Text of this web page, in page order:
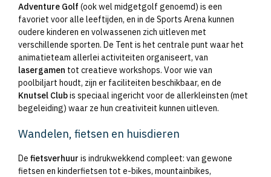
Adventure Golf (ook wel midgetgolf genoemd) is een
favoriet voor alle leeftijden, en in de Sports Arena kunnen
oudere kinderen en volwassenen zich uitleven met
verschillende sporten. De Tent is het centrale punt waar het
animatieteam allerlei activiteiten organiseert, van
lasergamen tot creatieve workshops. Voor wie van
poolbiljart houdt, zijn er faciliteiten beschikbaar, en de
Knutsel Clubis speciaal ingericht voor de allerkleinsten (met
begeleiding) waar ze hun creativiteit kunnen uitleven.
Wandelen, fietsen en huisdieren
De fietsverhuur is indrukwekkend compleet: van gewone
fietsen en kinderfietsen tot e-bikes, mountainbikes,